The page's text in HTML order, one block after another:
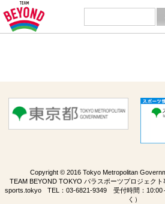
Copyright © 2016 Tokyo Metropolitan
TEAM BEYOND TOKYO パラスポーツプロジェク
sports.tokyoTEL： 03-6821-9349受付時間：10:00
く）